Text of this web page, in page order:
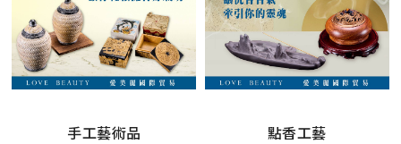
手工藝術品 點香工藝